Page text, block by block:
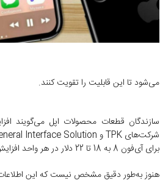
می‌شود تا این قابلیت را تقویت کنند.
برای آی‌فون 8 به 18 تا 22 دلار در هر واحد افزایش خواهد یافت.
هنوز به‌طور دقیق مشخص نیست که این